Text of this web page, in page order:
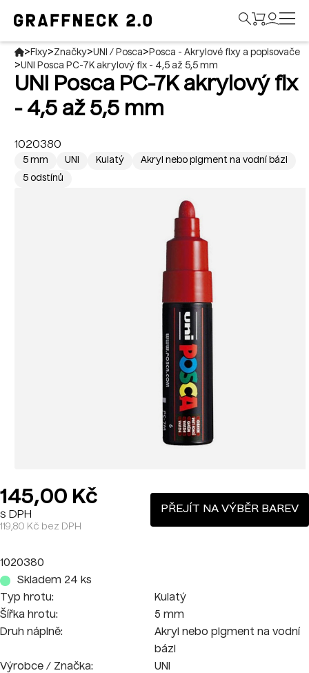
>Fixy>Značky>UNI / Posca>Posca - Akrylové fixy a popisovače
>UNI Posca PC-7K akrylový fix - 4,5 až 5,5 mm
UNI Posca PC-7K akrylový fix
- 4,5 až 5,5 mm
1020380
5 mm UNI Kulatý
Akryl nebo pigment na vodní bázi
5 odstínů
145,00 Kč
s DPH
119,80 Kč bez DPH
PŘEJÍT NA VÝBĚR BAREV
1020380
Skladem 24 ks
Typ hrotu:
Kulatý
Šířka hrotu:
5 mm
Druh náplně:
Akryl nebo pigment na vodní
bázi
Výrobce / Značka:
UNI